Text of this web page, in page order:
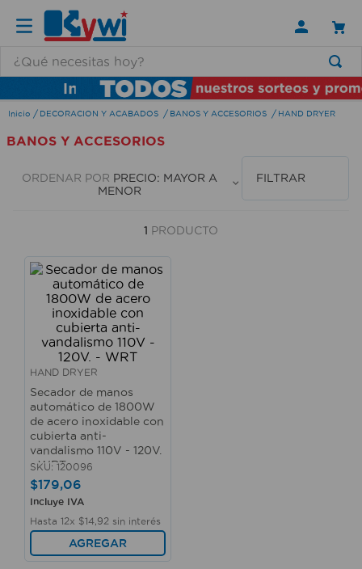
DECORACION Y ACABADOS BANOS Y ACCESORIOS HAND DRYER
BANOS Y ACCESORIOS
ORDENAR POR PRECIO: MAYOR A
MENOR
FILTRAR
1 PRODUCTO
HAND DRYER
Secador de manos
automático de 1800W
de acero inoxidable con
cubierta anti-
vandalismo 110V - 120V.
- WRT
SKU: 120096
$179,06
Incluye IVA
Hasta 12x $14 92 sin interés
AGREGAR
TÉRMINOS MÁS BUSCADOS
1.
lamparas
2.
ducha
.
silla
.
organizador
aspiradora
cerradura
taladro
sillas